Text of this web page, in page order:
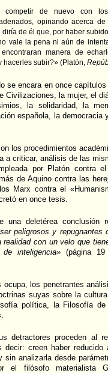
de nuevo con los
opinando acerca
de él que, por haber
vale la pena ni aún de
manera de
hacerles subir?» (Platón,
se encara en once
Civilizaciones, la mujer, el
la solidaridad, la
española, la democracia
los procedimientos
a criticar, análisis de las
por Platón contra
de Aquino contra las
Marx contra el
en once tesis.
una deletérea conclusión
peligrosos y
con un velo que
inteligencia» (página
ocupa, los penetrantes
suyas sobre la
política, la Filosofía
detractores proceden al
decir: creen haber
sin analizarla desde
el filósofo materialista